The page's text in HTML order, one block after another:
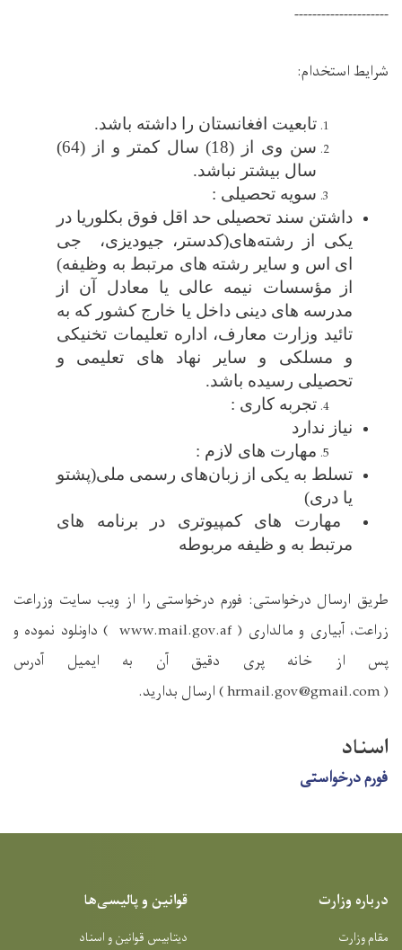
---------------------
شرایط استخدام:
تابعیت افغانستان را داشته باشد.
سن وی از (18) سال کمتر و از (64)
سال بیشتر نباشد.
سویه تحصیلی :
داشتن سند تحصیلی حد اقل فوق بکلوریا در
یکی از رشته‌های(کدستر، جیودیزی، جی
ای اس و سایر رشته های مرتبط به وظیفه)
از
مؤسسات نیمه عالی یا معادل آن از
مدرسه های دینی داخل یا خارج کشور که به
تائید وزارت معارف، اداره تعلیمات تخنیکی
و مسلکی و سایر نهاد های تعلیمی و
تحصیلی رسیده باشد.
تجربه کاری :
نیاز ندارد
مهارت های لازم :
تسلط به یکی از زبان‌های رسمی ملی(پشتو
یا دری)
مهارت ‌های کمپیوتری در برنامه ‌های
مرتبط به و ظیفه مربوطه
طریق ارسال درخواستی: فورم درخواستی را از ویب سایت وزراعت
زراعت، آبیاری و مالداری (www.mail.gov.af ) داونلود نموده و
پس از خانه پری دقیق آن به ایمیل آدرس
(
hrmail.gov@gmail.com) ارسال بدارید.
اسناد
فورم درخواستی
درباره وزارت
مقام وزارت
قوانین و پالیسی‌ها
دیتابیس قوانین و اسناد